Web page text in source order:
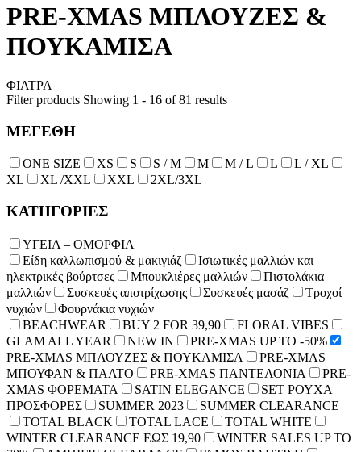
PRE-XMAS ΜΠΛΟΥΖΕΣ &
ΠΟΥΚΑΜΙΣΑ
ΦΙΛΤΡΑ
Filter products Showing 1 - 16 of 81 results
ΜΕΓΕΘΗ
ONE SIZE XS S S / M Μ M / L L
L / XL
XL
XL /XXL XXL 2XL/3XL
ΚΑΤΗΓΟΡΙΕΣ
ΥΓΕΙΑ – ΟΜΟΡΦΙΑ
Είδη καλλωπισμού & μακιγιάζ
Ισιωτικές μαλλιών και
ηλεκτρικές βούρτσες
Μπουκλιέρες μαλλιών
Πιστολάκια
μαλλιών
Συσκευές αποτρίχωσης Συσκευές μασάζ
Τροχοί
νυχιών
Φουρνάκια νυχιών
BEACHWEAR
BUY 2 FOR 39,90
FLORAL VIBES
GLAM ALL YEAR
NEW IN
PRE-XMAS UP TO -50%
PRE-XMAS ΜΠΛΟΥΖΕΣ & ΠΟΥΚΑΜΙΣΑ
PRE-XMAS
ΜΠΟΥΦΑΝ & ΠΑΛΤΟ
PRE-XMAS ΠΑΝΤΕΛΟΝΙΑ
PRE-
XMAS ΦΟΡΕΜΑΤΑ
SATIN ELEGANCE
SET ΡΟΥΧΑ
ΠΡΟΣΦΟΡΕΣ
SUMMER 2023
SUMMER CLEARANCE
TOTAL BLACK
TOTAL LACE
TOTAL WHITE
WINTER CLEARANCE ΕΩΣ 19,90
WINTER SALES UP TO